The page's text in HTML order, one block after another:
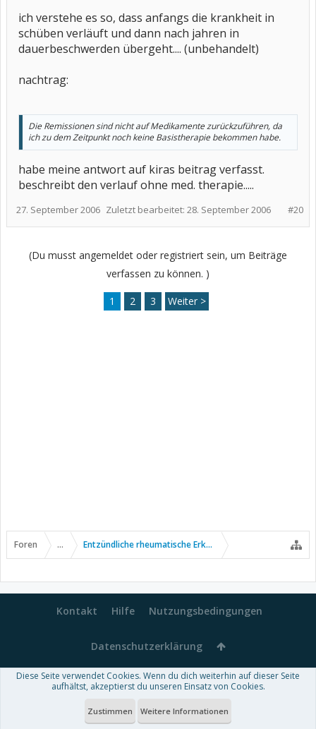
ich verstehe es so, dass anfangs die krankheit in
schüben verläuft und dann nach jahren in
dauerbeschwerden übergeht.... (unbehandelt)
nachtrag:
Die Remissionen sind nicht auf Medikamente zurückzuführen, da
ich zu dem Zeitpunkt noch keine Basistherapie bekommen habe.
habe meine antwort auf kiras beitrag verfasst.
beschreibt den verlauf ohne med. therapie.....
#20
27. September 2006 Zuletzt bearbeitet: 28. September 2006
(Du musst angemeldet oder registriert sein, um Beiträge
verfassen zu können. )
1 2 3 Weiter >
Foren ... Entzündliche rheumatische Erkrankungen
Kontakt Hilfe Nutzungsbedingungen
Datenschutzerklärung
Forum software by XenForo™-Deutsch von xenDach
Theme designed byThemeHouse
Diese Seite verwendet Cookies. Wenn du dich weiterhin auf dieser Seite
aufhältst, akzeptierst du unseren Einsatz von Cookies.
Zustimmen Weitere Informationen